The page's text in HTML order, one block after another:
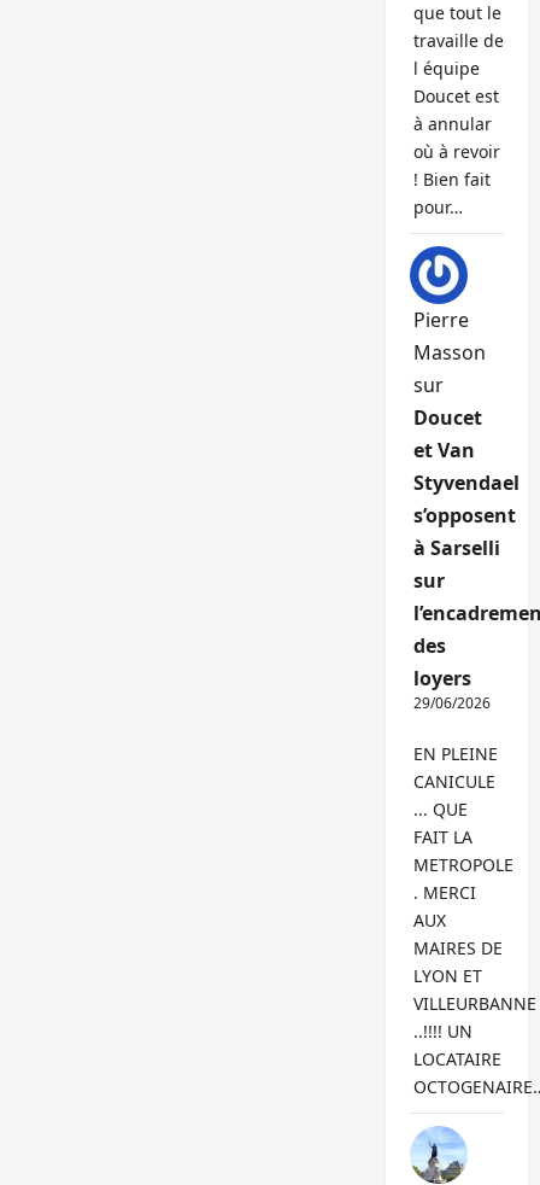
que tout le
travaille de
l équipe
Doucet est
à annular
où à revoir
! Bien fait
pour…
Pierre
Masson
sur
Doucet
et Van
Styvendael
s’opposent
à Sarselli
sur
des
loyers
29/06/2026
EN PLEINE
CANICULE
... QUE
FAIT LA
METROPOLE
. MERCI
AUX
MAIRES DE
LYON ET
VILLEURBANNE
..!!!! UN
LOCATAIRE